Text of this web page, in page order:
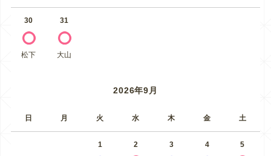
30
松下
31
大山
2026年9月
日 月 火 水 木 金 土
1 2 3 4 5